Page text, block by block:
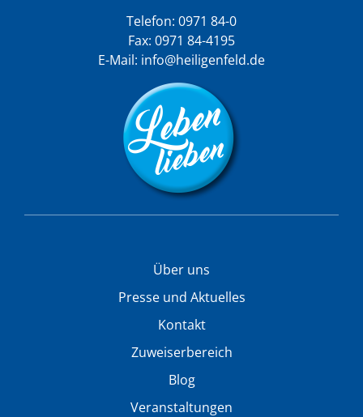
Telefon: 0971 84-0
Fax: 0971 84-4195
E-Mail: info@heiligenfeld.de
Über uns
Presse und Aktuelles
Kontakt
Zuweiserbereich
Blog
Veranstaltungen